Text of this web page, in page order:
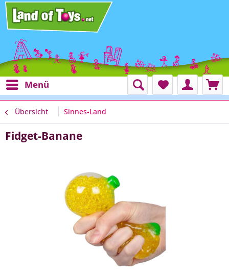
Menü
Übersicht Sinnes-Land
Fidget-Banane